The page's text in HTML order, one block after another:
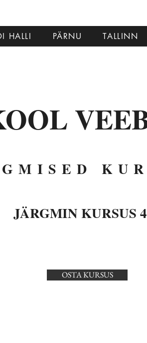
HALLI PÄRNU TALLINN
JÄRGMIN KURSUS
OSTA KURSUS